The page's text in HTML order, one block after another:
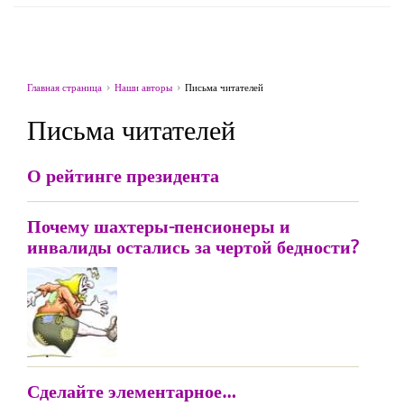
Главная страница Наши авторы Письма читателей
Письма читателей
О рейтинге президента
Почему шахтеры-пенсионеры и
инвалиды остались за чертой бедности?
Сделайте элементарное…